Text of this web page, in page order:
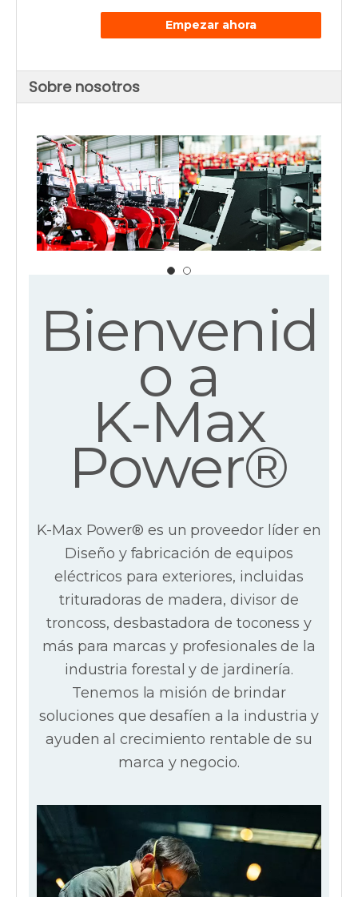
Empezar ahora
Sobre nosotros
Bienvenid
o a
K-Max
Power®
K-Max Power® es un proveedor líder en
Diseño y fabricación de equipos
eléctricos para exteriores, incluidas
trituradoras de madera, divisor de
troncoss, desbastadora de toconess y
más para marcas y profesionales de la
industria forestal y de jardinería.
Tenemos la misión de brindar
soluciones que desafíen a la industria y
ayuden al crecimiento rentable de su
marca y negocio.